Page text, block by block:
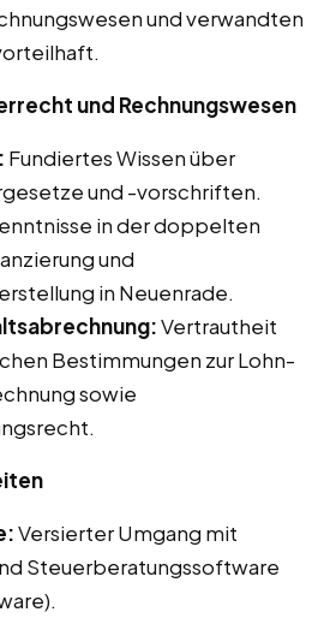
und verwandten
und Rechnungswesen
Fundiertes Wissen über
und -vorschriften.
in der doppelten
und
in Neuenrade.
Vertrautheit
Bestimmungen zur Lohn-
sowie
Versierter Umgang mit
Steuerberatungssoftware